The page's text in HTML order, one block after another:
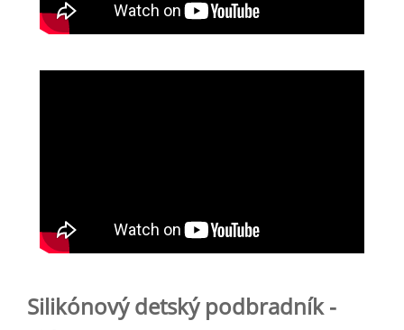
Silikónový detský podbradník -